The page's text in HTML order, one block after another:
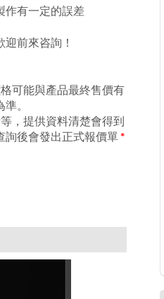
作有一定的誤差
前來咨詢！
可能與產品最終售價有
。
，提供資料清楚會得到
詢後會發出正式報價單*